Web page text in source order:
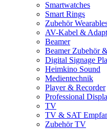
Smartwatches
Smart Rings
Zubehör
AV-Kabel &
Beamer
Beamer Zubehör
Digital Signage
Heimkino Sound
Medientechnik
Player & Recorder
Professional
TV
TV & SAT
Zubehör TV